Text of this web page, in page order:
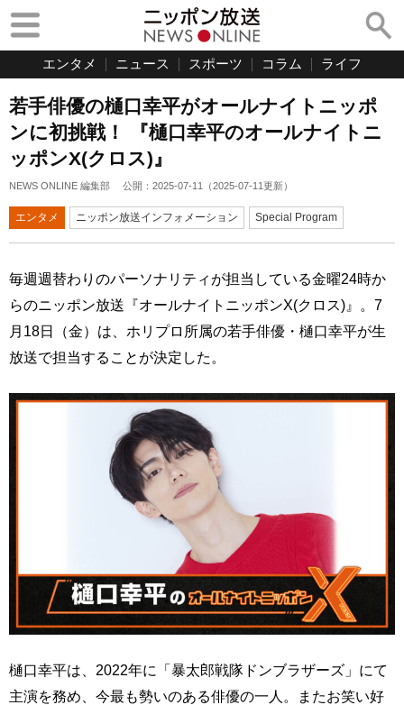
エンタメ ニュース スポーツ コラム ライフ
若手俳優の樋口幸平がオールナイトニッポ
ンに初挑戦！ 『樋口幸平のオールナイトニ
ッポンX(クロス)』
NEWS ONLINE 編集部 公開： 2025-07-11 （2025-07-11更新）
エンタメ ニッポン放送インフォメーション Special Program
毎週週替わりのパーソナリティが担当している金曜24時か
らのニッポン放送『オールナイトニッポンX(クロス)』。7
月18日（金）は、ホリプロ所属の若手俳優・樋口幸平が生
放送で担当することが決定した。
樋口幸平は、2022年に「暴太郎戦隊ドンブラザーズ」にて
主演を務め、今最も勢いのある俳優の一人。またお笑い好